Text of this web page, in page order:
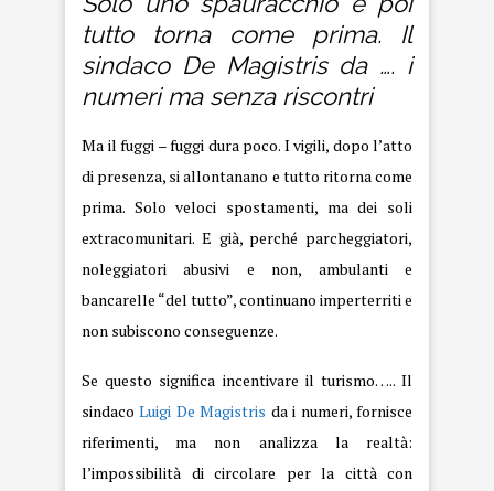
tutto torna come prima. Il
sindaco De Magistris da …. i
numeri ma senza riscontri
Ma il fuggi – fuggi dura poco. I vigili, dopo l’atto
di presenza, si allontanano e tutto ritorna come
prima. Solo veloci spostamenti, ma dei soli
extracomunitari. E già, perché parcheggiatori,
noleggiatori abusivi e non, ambulanti e
bancarelle “del tutto”, continuano imperterriti e
non subiscono conseguenze.
Se questo significa incentivare il turismo….. Il
sindacoLuigi De Magistris da i numeri, fornisce
riferimenti, ma non analizza la realtà:
l’impossibilità di circolare per la città con